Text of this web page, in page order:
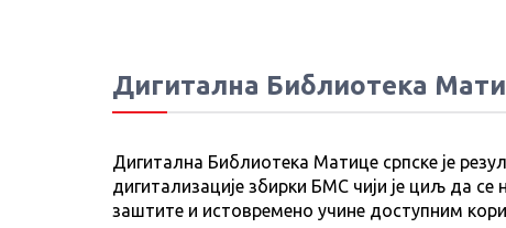
Дигитална Библиотека
Дигитална Библиотека Матице српске је
дигитализације збирки БМС чији је циљ да се
заштите и истовремено учине доступним